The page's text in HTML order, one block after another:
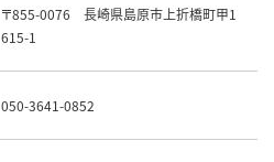
〒855-0076　長崎県島原市上折橋町甲1
615-1
050-3641-0852